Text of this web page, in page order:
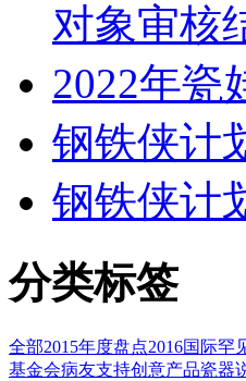
对象审核
2022年瓷
钢铁侠计
钢铁侠计
分类标签
全部2015年度盘点2016国际罕
基金会病友支持创意产品瓷器